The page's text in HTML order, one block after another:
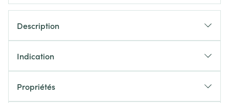
Description
Indication
Propriétés